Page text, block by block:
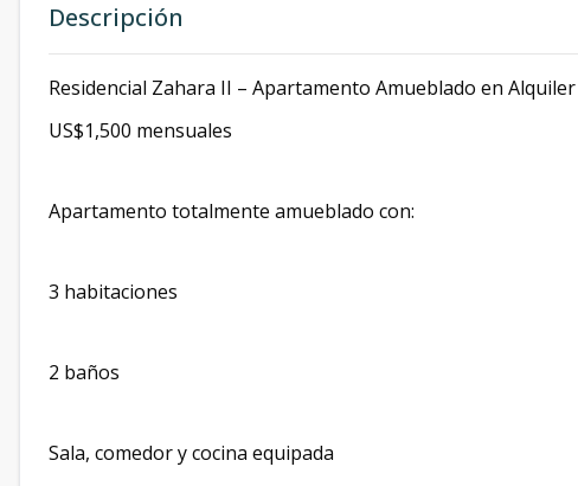
Descripción
Residencial Zahara II – Apartamento Amueblado en Alquiler
US$1,500 mensuales
Apartamento totalmente amueblado con:
3 habitaciones
2 baños
Sala, comedor y cocina equipada